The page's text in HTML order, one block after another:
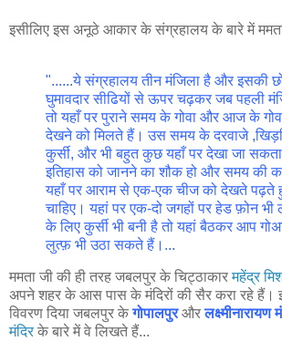
इसीलिए इस अनूठे आकार के संग्रहालय के बारे में
"......ये संग्रहालय तीन मंजिला है और इसकी
घुमावदार सीढियों से ऊपर चढ़कर जब पहली
तो यहाँ पर पुराने समय के गोवा और आज के
देखने को मिलते हैं। उस समय के दरवाजे
कुर्सी, और भी बहुत कुछ यहाँ पर देखा जा
इतिहास को जानने का शौक हो और समय की
यहाँ पर आराम से एक-एक चीज को देखते पढ़ते
चाहिए। यहां पर एक-दो जगहों पर हेड फ़ोन
के लिए कुर्सी भी बनी है तो यहां बैठकर आप
लुत्फ़ भी उठा सकते हैं।...
ममता जी की ही तरह जबलपुर के चिट्ठाकारमहेंद्र
अपने शहर के आस पास के मंदिरों की सैर करा रहे हैं।
विवरण दिया जबलपुर केगोपालपुरऔरलक्ष्मीनारायण
मंदिर के बारे में वे लिखते हैं...